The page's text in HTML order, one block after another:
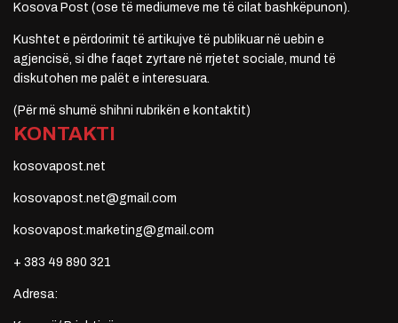
Kosova Post (ose të mediumeve me të cilat bashkëpunon).
Kushtet e përdorimit të artikujve të publikuar në uebin e
agjencisë, si dhe faqet zyrtare në rrjetet sociale, mund të
diskutohen me palët e interesuara.
(Për më shumë shihni rubrikën e kontaktit)
KONTAKTI
kosovapost.net
kosovapost.net@gmail.com
kosovapost.marketing@gmail.com
+ 383 49 890 321
Adresa: